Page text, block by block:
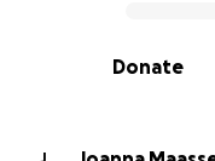
0% complete
Donate